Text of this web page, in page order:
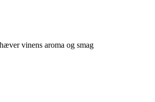
vinens aroma og smag